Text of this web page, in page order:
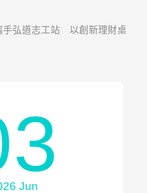
手弘道志工站 以創新理財桌
Jun